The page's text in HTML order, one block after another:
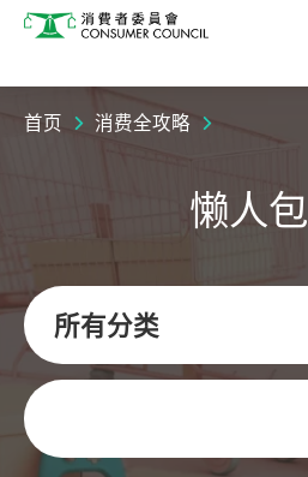
消费者委员会
首页 消费全攻略
懒人包
所有分类
关键字